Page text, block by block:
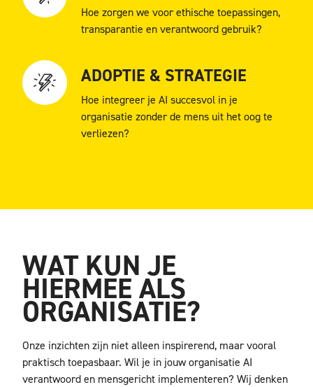
Hoe zorgen we voor ethische toepassingen,
transparantie en verantwoord gebruik?
ADOPTIE & STRATEGIE
Hoe integreer je AI succesvol in je
organisatie zonder de mens uit het oog te
verliezen?
WAT KUN JE
HIERMEE ALS
ORGANISATIE?
Onze inzichten zijn niet alleen inspirerend, maar vooral
praktisch toepasbaar. Wil je in jouw organisatie AI
verantwoord en mensgericht implementeren? Wij denken